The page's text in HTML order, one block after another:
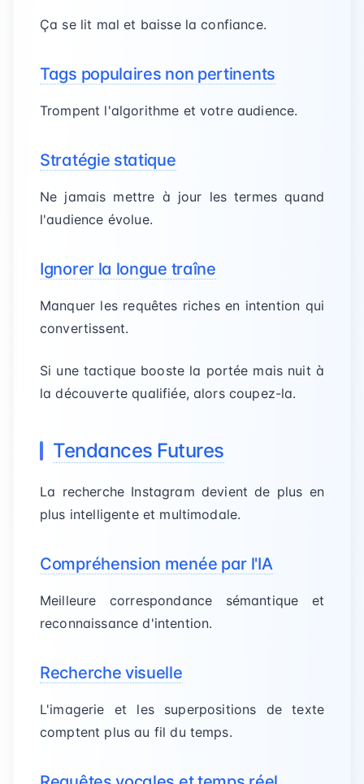
Ça se lit mal et baisse la confiance.
Tags populaires non pertinents
Trompent l'algorithme et votre audience.
Stratégie statique
Ne jamais mettre à jour les termes quand
l'audience évolue.
Ignorer la longue traîne
Manquer les requêtes riches en intention qui
convertissent.
Si une tactique booste la portée mais nuit à
la découverte qualifiée, alors coupez-la.
Tendances Futures
La recherche Instagram devient de plus en
plus intelligente et multimodale.
Compréhension menée par l'IA
Meilleure correspondance sémantique et
reconnaissance d'intention.
Recherche visuelle
L'imagerie et les superpositions de texte
comptent plus au fil du temps.